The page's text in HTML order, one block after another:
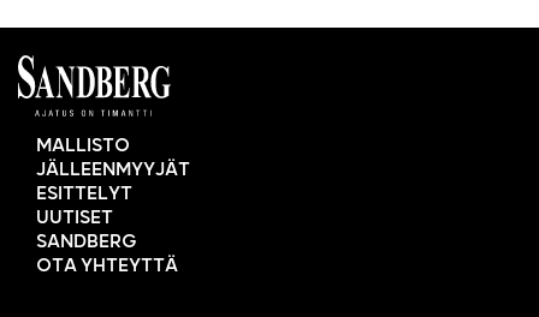
MALLISTO
JÄLLEENMYYJÄT
ESITTELYT
UUTISET
SANDBERG
OTA YHTEYTTÄ